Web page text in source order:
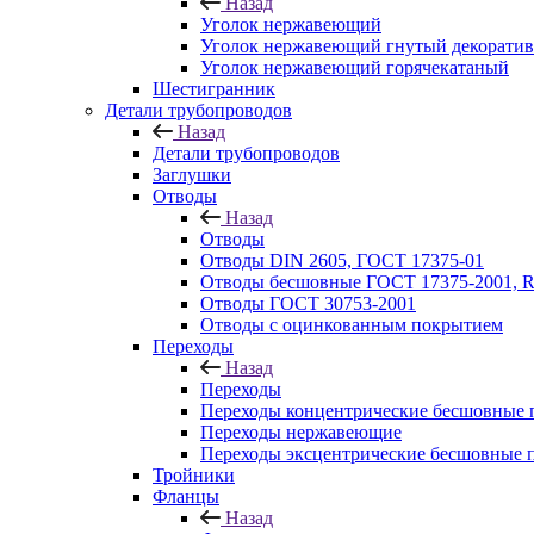
Уголок нержавеющий
Уголок нержавеющий гнутый
Уголок нержавеющий горячекатаный
Шестигранник
Детали трубопроводов
Назад
Детали трубопроводов
Заглушки
Отводы
Назад
Отводы
Отводы DIN 2605, ГОСТ 17375-01
Отводы бесшовные ГОСТ 17375-2001,
Отводы ГОСТ 30753-2001
Отводы с оцинкованным покрытием
Переходы
Назад
Переходы
Переходы концентрические бесшовные
Переходы нержавеющие
Переходы эксцентрические бесшовные
Тройники
Фланцы
Назад